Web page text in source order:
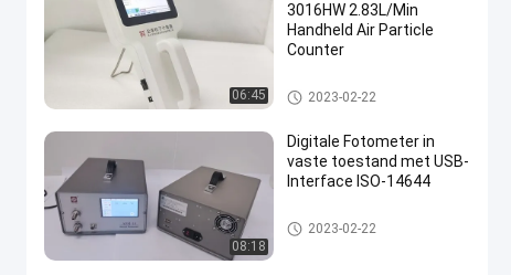
06:45
3016HW 2.83L/Min
Handheld Air Particle
Counter
De Teller van het luchtdeeltje
2023-02-22
08:18
Digitale Fotometer in
vaste toestand met USB-
Interface ISO-14644
Digitale Aërosolfotometer
2023-02-22